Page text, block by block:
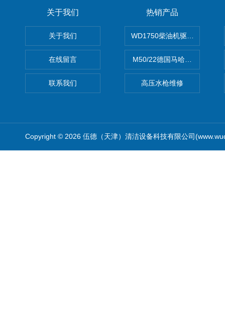
关于我们
关于我们
在线留言
联系我们
热销产品
WD1750柴油机驱动高压清洗
M50/22德国马哈高压清洗机
高压水枪维修
Copyright © 2026 伍德（天津）清洁设备科技有限公司